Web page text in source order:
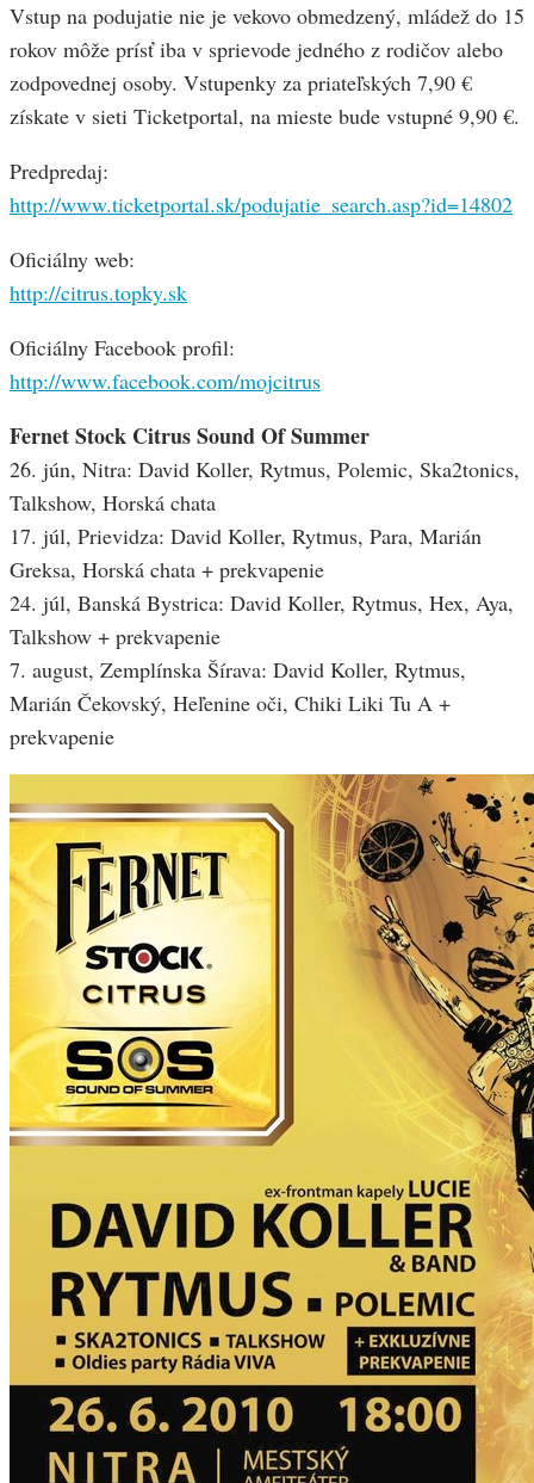
Vstup na podujatie nie je vekovo obmedzený, mládež do 15
rokov môže prísť iba v sprievode jedného z rodičov alebo
zodpovednej osoby. Vstupenky za priateľských 7,90 €
získate v sieti Ticketportal, na mieste bude vstupné 9,90 €.
Predpredaj:
http://www.ticketportal.sk/podujatie_search.asp?id=14802
Oficiálny web:
http://citrus.topky.sk
Oficiálny Facebook profil:
http://www.facebook.com/mojcitrus
Fernet Stock Citrus Sound Of Summer
26. jún, Nitra: David Koller, Rytmus, Polemic, Ska2tonics,
Talkshow, Horská chata
17. júl, Prievidza: David Koller, Rytmus, Para, Marián
Greksa, Horská chata + prekvapenie
24. júl, Banská Bystrica: David Koller, Rytmus, Hex, Aya,
Talkshow + prekvapenie
7. august, Zemplínska Šírava: David Koller, Rytmus,
Marián Čekovský, Heľenine oči, Chiki Liki Tu A +
prekvapenie